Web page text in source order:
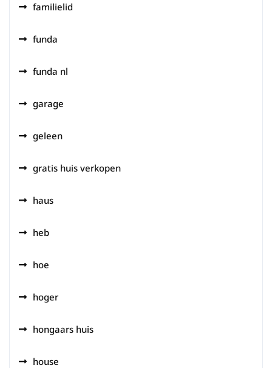
familielid
funda
funda nl
garage
geleen
gratis huis verkopen
haus
heb
hoe
hoger
hongaars huis
house